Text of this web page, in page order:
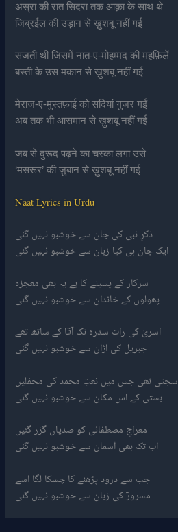
अस्रा की रात सिदरा तक आक़ा के साथ थे
जिब्रईल की उड़ान से ख़ुशबू नहीं गई
सजती थी जिसमें नात-ए-मोहम्मद की महफ़िलें
बस्ती के उस मकान से ख़ुशबू नहीं गई
मेराज-ए-मुस्तफ़ाई को सदियां गुज़र गईं
अब तक भी आसमान से ख़ुशबू नहीं गई
जब से दुरूद पढ़ने का चस्का लगा उसे
‘मसरूर’ की ज़ुबान से ख़ुशबू नहीं गई
Naat Lyrics in Urdu
ذکرِ نبی کی جان سے خوشبو نہیں گئی
ایک جان ہی کیا زبان سے خوشبو نہیں گئی
سرکار کے پسینے کا ہے یہ بھی معجزہ
پھولوں کے خاندان سے خوشبو نہیں گئی
اسریٰ کی رات سدرہ تک آقا کے ساتھ تھے
جبریل کی اڑان سے خوشبو نہیں گئی
سجتی تھی جس میں نعتِ محمد کی محفلیں
بستی کے اس مکان سے خوشبو نہیں گئی
معراجِ مصطفائی کو صدیاں گزر گئیں
اب تک بھی آسمان سے خوشبو نہیں گئی
جب سے درود پڑھنے کا چسکا لگا اسے
مسرورؔ کی زبان سے خوشبو نہیں گئی